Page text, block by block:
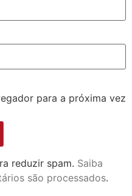
para a próxima vez
reduzir spam. Saiba
são processados.